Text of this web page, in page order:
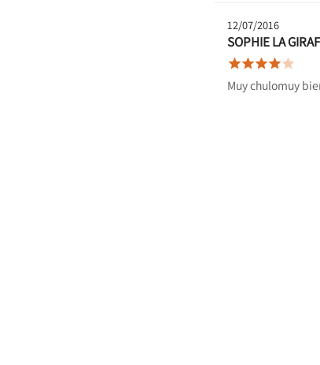
12/07/2016
SOPHIE LA

Muy chulomuy